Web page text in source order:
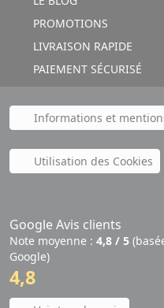
PROMOTIONS
LIVRAISON RAPIDE
PAIEMENT SÉCURISÉ
Informations et
Utilisation des Cookies
Google Avis clients
Note moyenne : 4,8 / 5
Google)
4,8